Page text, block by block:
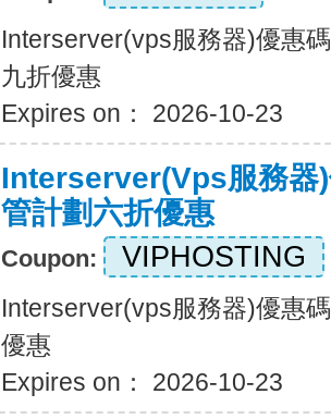
Interserver(vps服務器)優惠
九折優惠
Expires on： 2026-10-23
Interserver(vps服務器
管計劃六折優惠
Coupon: VIPHOSTING
Interserver(vps服務器)優惠
優惠
Expires on： 2026-10-23